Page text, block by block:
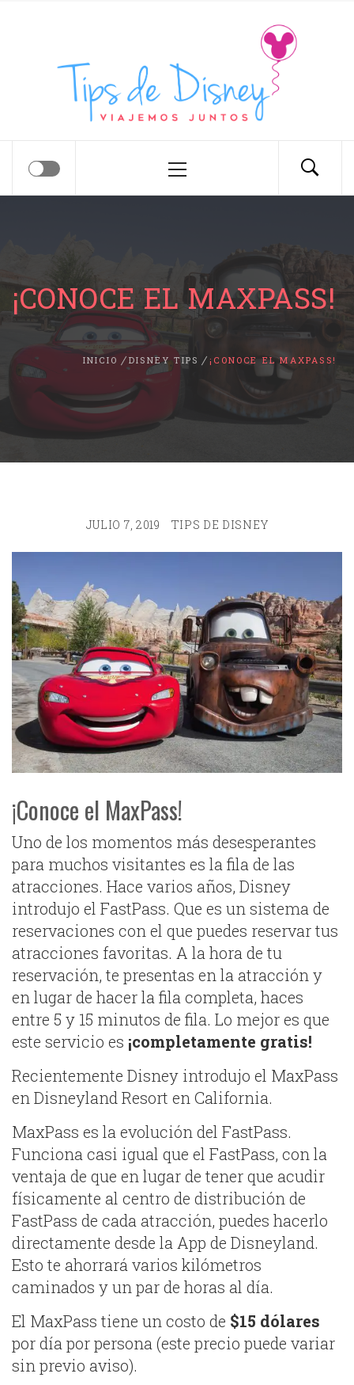
¡CONOCE EL MAXPASS!
INICIO DISNEY TIPS ¡CONOCE EL MAXPASS!
JULIO 7, 2019 TIPS DE DISNEY
¡Conoce el MaxPass!
Uno de los momentos más desesperantes
para muchos visitantes es la fila de las
atracciones. Hace varios años, Disney
introdujo el FastPass. Que es un sistema de
reservaciones con el que puedes reservar tus
atracciones favoritas. A la hora de tu
reservación, te presentas en la atracción y
en lugar de hacer la fila completa, haces
entre 5 y 15 minutos de fila. Lo mejor es que
este servicio es ¡completamente gratis!
Recientemente Disney introdujo el MaxPass
en Disneyland Resort en California.
MaxPass es la evolución del FastPass.
Funciona casi igual que el FastPass, con la
ventaja de que en lugar de tener que acudir
físicamente al centro de distribución de
FastPass de cada atracción, puedes hacerlo
directamente desde la App de Disneyland.
Esto te ahorrará varios kilómetros
caminados y un par de horas al día.
El MaxPass tiene un costo de $15 dólares
por día por persona (este precio puede variar
sin previo aviso).